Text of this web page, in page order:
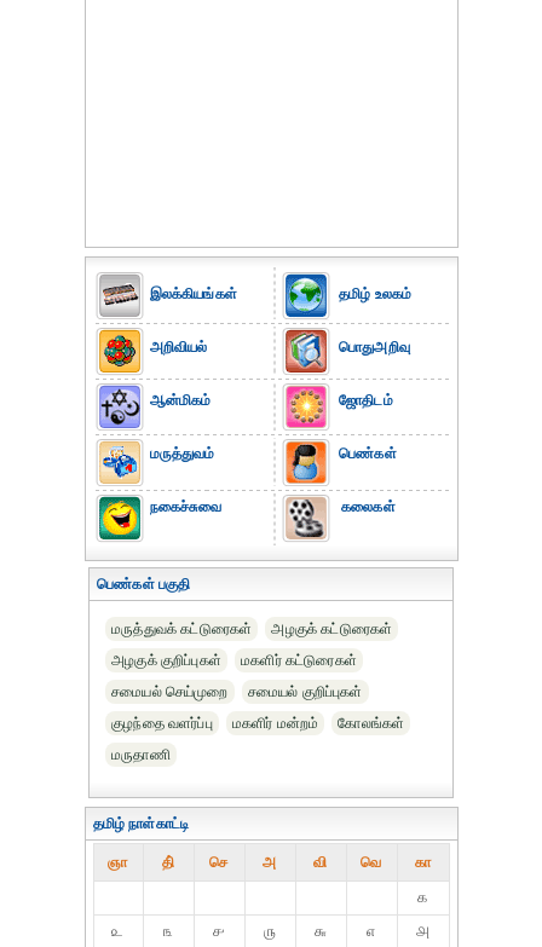
இலக்கியங்கள்
அறிவியல்
ஆன்மிகம்
மருத்துவம்
நகைச்சுவை
தமிழ் உலகம்
பொதுஅறிவு
ஜோதிடம்
பெண்கள்
கலைகள்
பெண்கள் பகுதி
மருத்துவக் கட்டுரைகள்
அழகுக் கட்டுரைகள்
அழகுக் குறிப்புகள்
மகளிர் கட்டுரைகள்
சமையல் செய்முறை
சமையல் குறிப்புகள்
குழந்தை வளர்ப்பு
மகளிர் மன்றம்
கோலங்கள்
மருதாணி
தமிழ் நாள்காட்டி
ஞா தி் செ அ வி வெ கா
௧
௨
௩ ௪ ௫ ௬ ௭
௮